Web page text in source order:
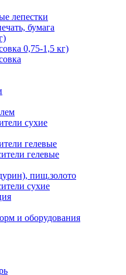
лепестки
бумага
0,75-1,5 кг)
сухие
гелевые
гелевые
пищ.золото
сухие
и оборудования